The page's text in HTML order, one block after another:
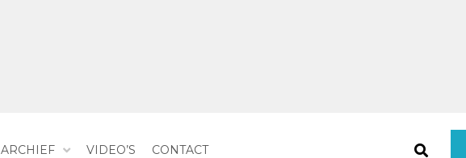
ARCHIEF VIDEO’S CONTACT